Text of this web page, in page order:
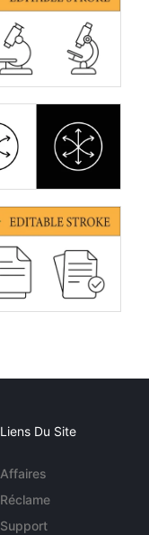
Liens Du Site
Affaires
Réclame
Support